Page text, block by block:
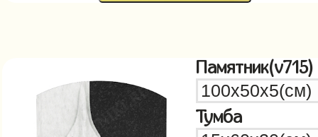
Памятник(v715)
Тумба